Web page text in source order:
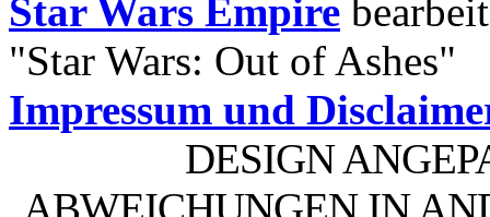
Star Wars Empire
"Star Wars: Out of Ashes"
Impressum und
DESIGN